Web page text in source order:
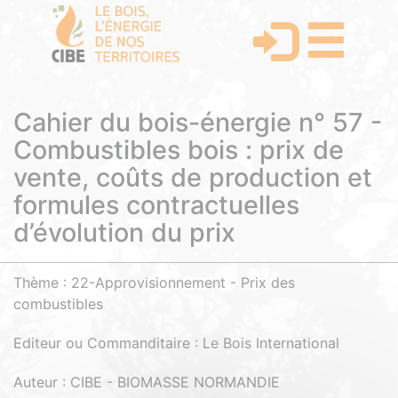
Cahier du bois-énergie n° 57 -
Combustibles bois : prix de
vente, coûts de production et
formules contractuelles
d’évolution du prix
Thème : 22-Approvisionnement - Prix des
combustibles
Editeur ou Commanditaire : Le Bois International
Auteur : CIBE - BIOMASSE NORMANDIE